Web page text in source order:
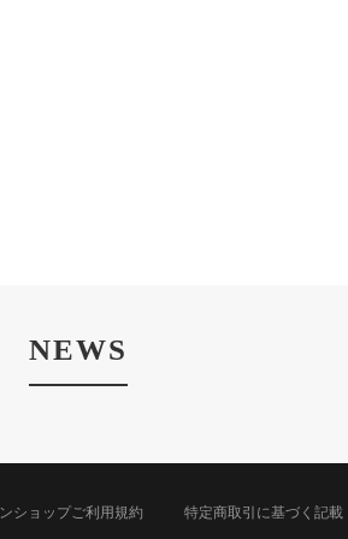
NEWS
ショップご利用規約 特定商取引に基づく記載